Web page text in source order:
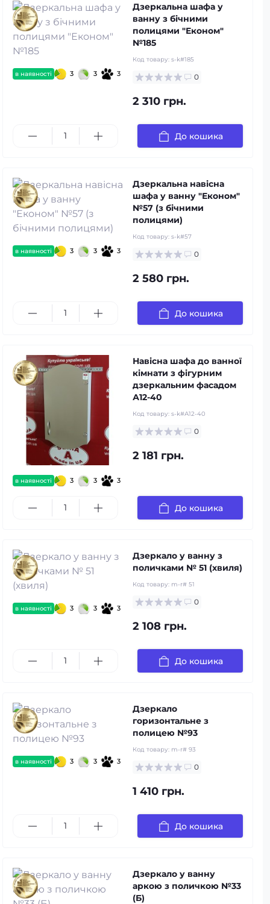
в наявності 3 3 3
Дзеркальна шафа у
ванну з бічними
полицями "Економ"
№185
Код товару: s-k#185
0
2 310 грн.
До кошика
в наявності 3 3 3
Дзеркальна навісна
шафа у ванну "Економ"
№57 (з бічними
полицями)
Код товару: s-k#57
0
2 580 грн.
До кошика
в наявності 3 3 3
Навісна шафа до ванної
кімнати з фігурним
дзеркальним фасадом
А12-40
Код товару: s-k#А12-40
0
2 181 грн.
До кошика
в наявності 3 3 3
Дзеркало у ванну з
поличками № 51 (хвиля)
Код товару: m-r# 51
0
2 108 грн.
До кошика
в наявності 3 3 3
Дзеркало
горизонтальне з
полицею №93
Код товару: m-r# 93
0
1 410 грн.
До кошика
Дзеркало у ванну
аркою з поличкою №33
(Б)